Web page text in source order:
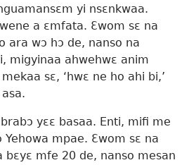
yi nsɛnkwaa.
a ɛmfata. Ɛwom sɛ na
ara wɔ hɔ de, nanso na
migyinaa ahwehwɛ anim
sɛ, ‘hwɛ ne ho ahi bi,’
yɛɛ basaa. Enti, mifi me
mpae. Ɛwom sɛ na
bɛyɛ mfe 20 de, nanso mesan